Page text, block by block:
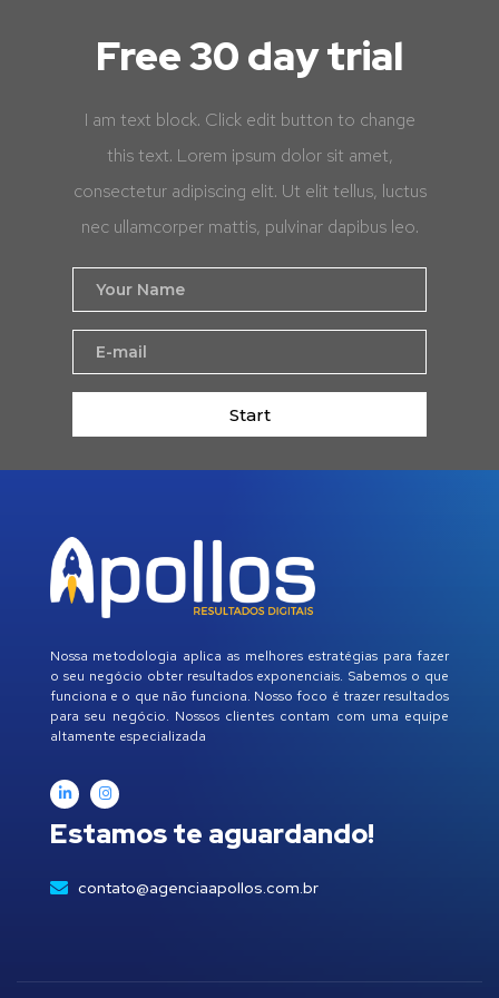
Free 30 day trial
I am text block. Click edit button to change
this text. Lorem ipsum dolor sit amet,
consectetur adipiscing elit. Ut elit tellus, luctus
nec ullamcorper mattis, pulvinar dapibus leo.
Start
Nossa metodologia aplica as melhores estratégias para fazer
o seu negócio obter resultados exponenciais. Sabemos o que
funciona e o que não funciona. Nosso foco é trazer resultados
para seu negócio. Nossos clientes contam com uma equipe
altamente especializada
Estamos te aguardando!
contato@agenciaapollos.com.br